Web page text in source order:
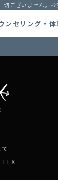
切ございません。お
ンセリング・